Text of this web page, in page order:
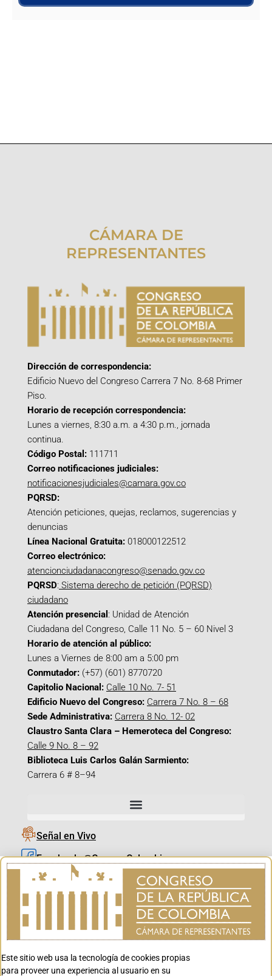
CÁMARA DE
REPRESENTANTES
Dirección de correspondencia:
Edificio Nuevo del Congreso Carrera 7 No. 8-68 Primer
Piso.
Horario de recepción correspondencia:
Lunes a viernes, 8:30 a.m. a 4:30 p.m., jornada
continua.
Código Postal: 111711
Correo notificaciones judiciales:
notificacionesjudiciales@camara.gov.co
PQRSD:
Atención peticiones, quejas, reclamos, sugerencias y
denuncias
Línea Nacional Gratuita: 018000122512
Correo electrónico:
atencionciudadanacongreso@senado.gov.co
PQRSD: Sistema derecho de petición (PQRSD)
ciudadano
Atención presencial : Unidad de Atención
Ciudadana del Congreso, Calle 11 No. 5 – 60 Nivel 3
Horario de atención al público:
Lunes a Viernes de 8:00 am a 5:00 pm
Conmutador: (+57) (601) 8770720
Capitolio Nacional: Calle 10 No. 7- 51
Edificio Nuevo del Congreso: Carrera 7 No. 8 – 68
Sede Administrativa: Carrera 8 No. 12- 02
Claustro Santa Clara – Hemeroteca del Congreso:
Calle 9 No. 8 – 92
Biblioteca Luis Carlos Galán Sarmiento:
Carrera 6 # 8–94
Señal en Vivo
Facebook_@CamaraColombia
Instagram_@CamaraColombia
X_@CamaraColombia
Youtube_@CamaraColombia
Youtube_@CanalCongreso
Este sitio web usa la tecnología de cookies propias
para proveer una experiencia al usuario en su